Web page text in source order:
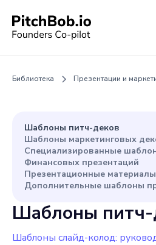
Библиотека Презентации и
Шаблоны питч-деков
Шаблоны маркетинговых
Специализированные
Финансовых презентаций
Презентационные материалы
Дополнительные шаблоны
Шаблоны питч-
Шаблоны слайд-колод: